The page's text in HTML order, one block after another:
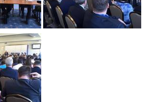
wywiady, artykuły
kadencji Senatu